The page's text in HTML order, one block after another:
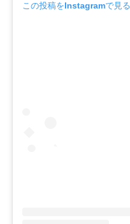
この投稿をInstagramで見る